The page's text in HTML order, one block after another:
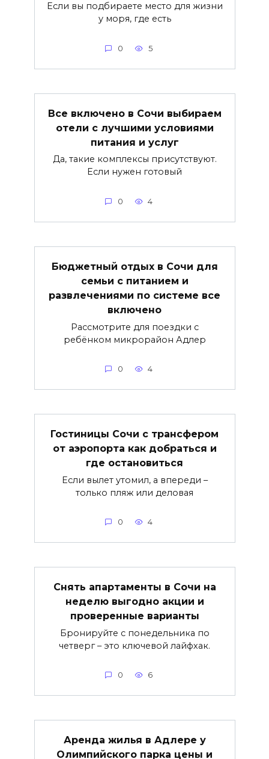
Если вы подбираете место для жизни
у моря, где есть
0 5
Все включено в Сочи выбираем
отели с лучшими условиями
питания и услуг
Да, такие комплексы присутствуют.
Если нужен готовый
0 4
Бюджетный отдых в Сочи для
семьи с питанием и
развлечениями по системе все
включено
Рассмотрите для поездки с
ребёнком микрорайон Адлер
0 4
Гостиницы Сочи с трансфером
от аэропорта как добраться и
где остановиться
Если вылет утомил, а впереди –
только пляж или деловая
0 4
Снять апартаменты в Сочи на
неделю выгодно акции и
проверенные варианты
Бронируйте с понедельника по
четверг – это ключевой лайфхак.
0 6
Аренда жилья в Адлере у
Олимпийского парка цены и